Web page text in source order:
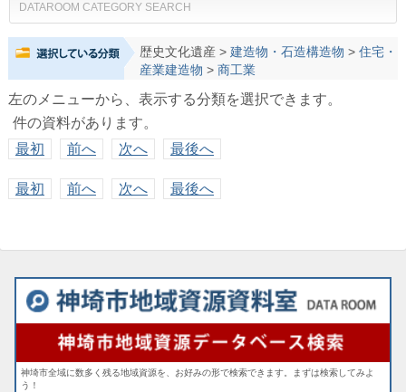
DATAROOM CATEGORY SEARCH
歴史文化遺産> 建造物・石造構造物 > 住宅・
産業建造物 > 商工業
左のメニューから、表示する分類を選択できます。
件の資料があります。
最初
前へ 次へ 最後へ
最初 前へ 次へ 最後へ
神埼市全域に数多く残る地域資源を、お好みの形で検索できます。まずは検索してみよ
う！